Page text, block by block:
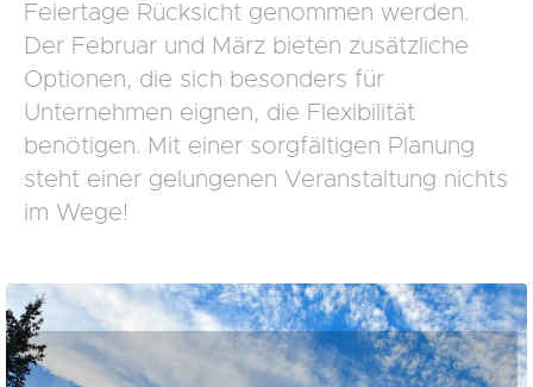
Feiertage Rücksicht genommen werden.
Der Februar und März bieten zusätzliche
Optionen, die sich besonders für
Unternehmen eignen, die Flexibilität
benötigen. Mit einer sorgfältigen Planung
steht einer gelungenen Veranstaltung nichts
im Wege!